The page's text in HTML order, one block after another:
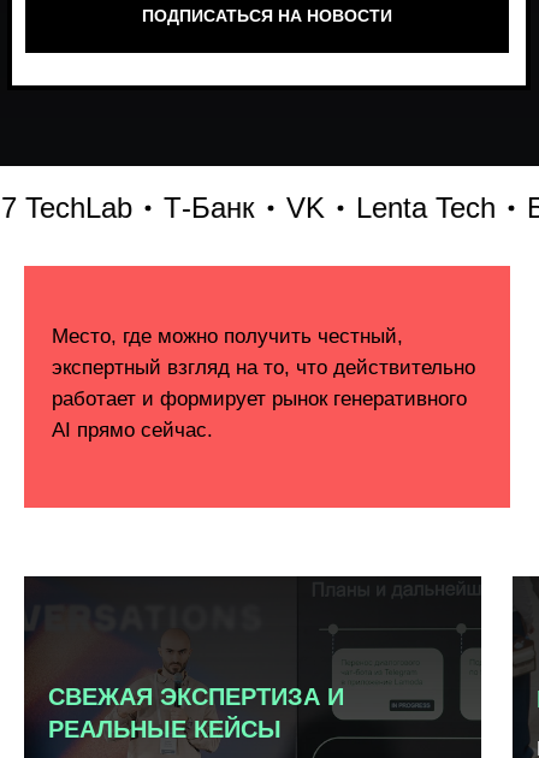
Т-Банк VK Lenta Tech
СВЕЖАЯ ЭКСПЕРТИЗА И
РЕАЛЬНЫЕ КЕЙСЫ